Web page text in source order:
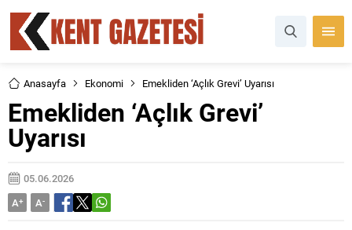
Anasayfa Ekonomi Emekliden ‘Açlık Grevi’ Uyarısı
Emekliden ‘Açlık Grevi’
Uyarısı
05.06.2026
A+ A-